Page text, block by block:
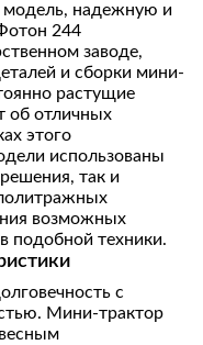
модель, надежную и
244
заводе,
и сборки мини-
растущие
об отличных
этого
использованы
так и
возможных
подобной техники.
с
Мини-трактор